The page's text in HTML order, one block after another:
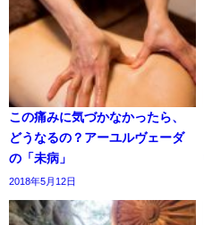
この痛みに気づかなかったら、
どうなるの？アーユルヴェーダ
の「未病」
2018年5月12日